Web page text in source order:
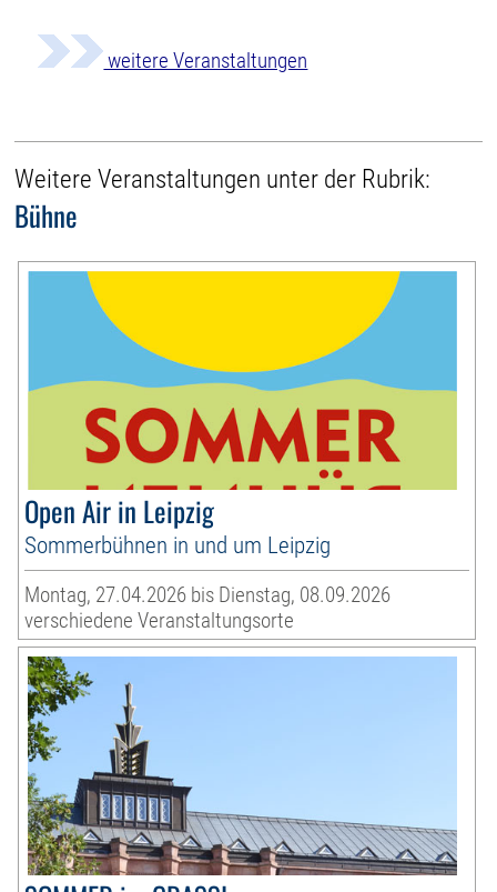
weitere Veranstaltungen
Weitere Veranstaltungen unter der Rubrik:
Bühne
Open Air in Leipzig
Sommerbühnen in und um Leipzig
Montag, 27.04.2026 bis Dienstag, 08.09.2026
verschiedene Veranstaltungsorte